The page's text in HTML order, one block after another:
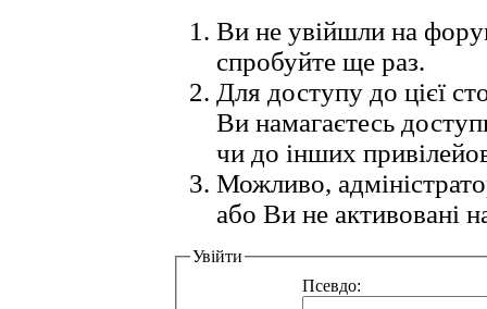
Ви не увійшли на
спробуйте ще раз.
Для доступу до цієї
Ви намагаєтесь
чи до інших
Можливо,
або Ви не активовані
Увійти
Псевдо: